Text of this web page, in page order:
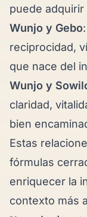
puede
Wunjo y Gebo
reciprocidad,
que nace del
Wunjo y
claridad,
bien
Estas
fórmulas
enriquecer la
contexto más